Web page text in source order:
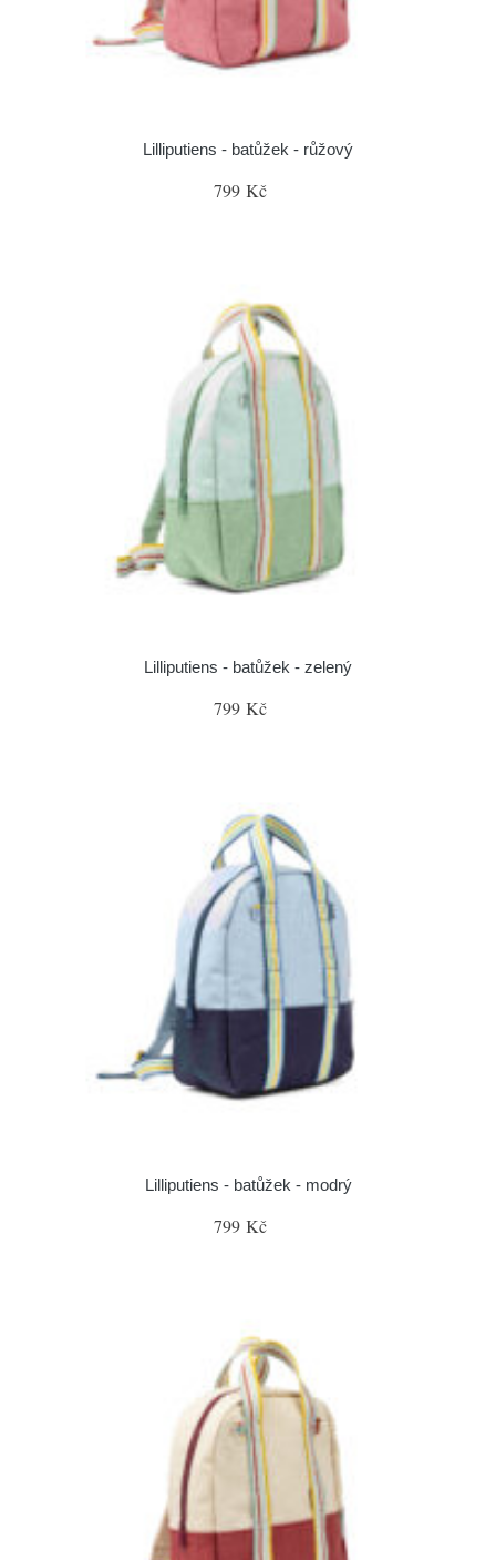
Lilliputiens - batůžek - růžový
799 Kč
Lilliputiens - batůžek - zelený
799 Kč
Lilliputiens - batůžek - modrý
799 Kč